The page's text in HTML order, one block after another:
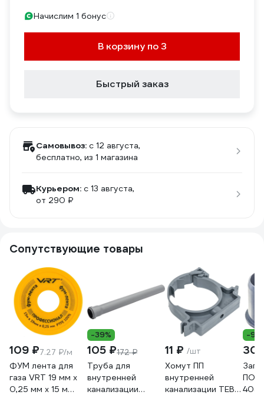
Начислим 1 бонус
В корзину по 3
Быстрый заказ
Самовывоз: c 12 августа,
бесплатно, из 1 магазина
Курьером: c 13 августа,
от 290 ₽
Сопутствующие товары
109 ₽7.27 ₽/м
ФУМ лента для
газа VRT 19 мм х
0,25 мм х 15 м
-39%
105 ₽172 ₽
Труба для
внутренней
канализации
11 ₽ /шт
Хомут ПП
внутренней
канализации TEBO
-9%
30